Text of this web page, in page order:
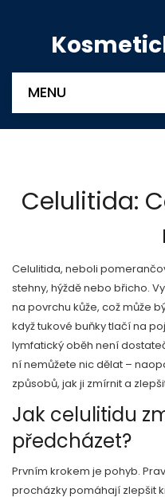
MENU
Celulitida:
Celulitida, neboli
stehny, hýždě nebo břicho.
na povrchu kůže, což může
když tukové buňky tlačí na
lymfatický oběh není
ní nemůžete nic dělat –
způsobů, jak ji zmírnit a
Jak celulitidu
předcházet?
Prvním krokem je pohyb.
procházky pomáhají zlepšit